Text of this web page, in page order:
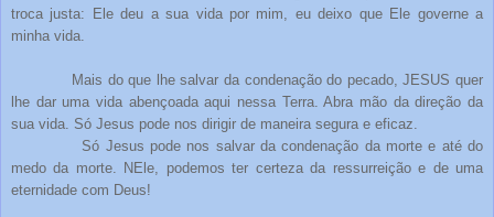
troca justa: Ele deu a sua vida por mim, eu deixo que Ele governe a
minha vida.
Mais do que lhe salvar da condenação do pecado, JESUS quer
lhe dar uma vida abençoada aqui nessa Terra. Abra mão da direção da
sua vida. Só Jesus pode nos dirigir de maneira segura e eficaz.
Só Jesus pode nos salvar da condenação da morte e até do
medo da morte. NEle, podemos ter certeza da ressurreição e de uma
eternidade com Deus!